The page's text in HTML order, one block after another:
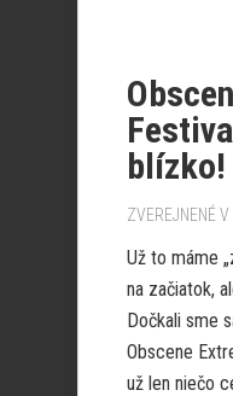
blízko!
ZVEREJNENÉ
Už to máme
na začiatok,
Dočkali sme
Obscene
už len niečo